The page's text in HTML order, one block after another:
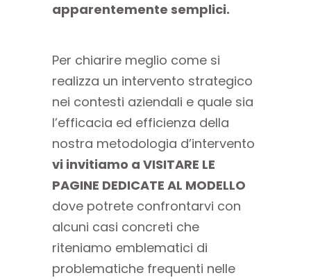
apparentemente semplici.
Per chiarire meglio come si
realizza un intervento strategico
nei contesti aziendali e quale sia
l’efficacia ed efficienza della
nostra metodologia d’intervento
vi invitiamo a VISITARE LE
PAGINE DEDICATE AL MODELLO
dove potrete confrontarvi con
alcuni casi concreti che
riteniamo emblematici di
problematiche frequenti nelle